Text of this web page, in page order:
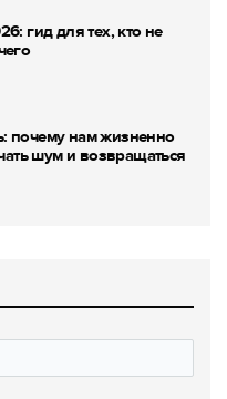
гид для тех, кто не
почему нам жизненно
шум и возвращаться